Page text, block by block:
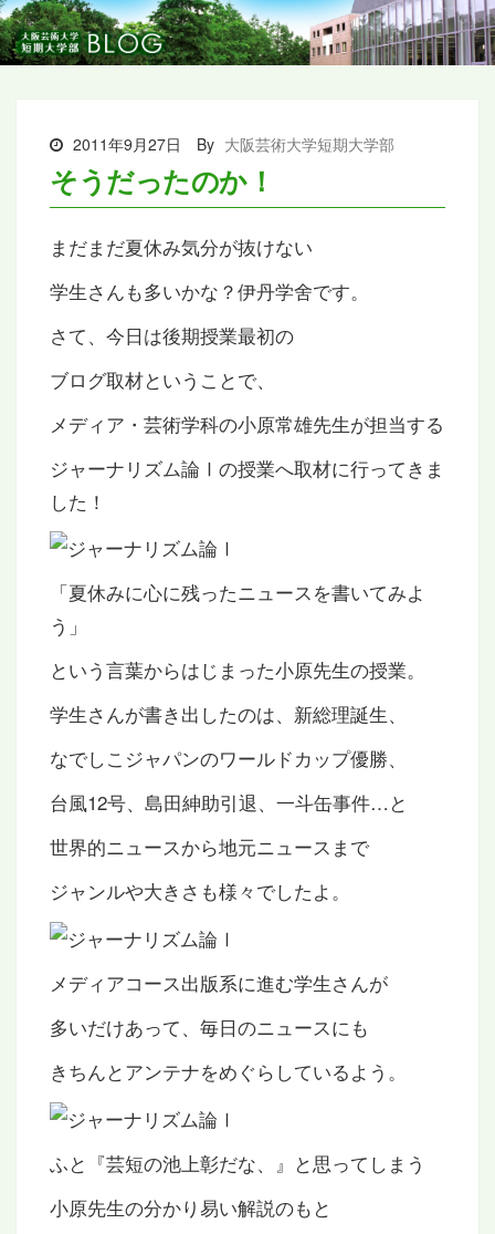
2011年9月27日 By 大阪芸術大学短期大学部
そうだったのか！
まだまだ夏休み気分が抜けない
学生さんも多いかな？伊丹学舍です。
さて、今日は後期授業最初の
ブログ取材ということで、
メディア・芸術学科の小原常雄先生が担当する
ジャーナリズム論Ⅰの授業へ取材に行ってきま
した！
「夏休みに心に残ったニュースを書いてみよ
う」
という言葉からはじまった小原先生の授業。
学生さんが書き出したのは、新総理誕生、
なでしこジャパンのワールドカップ優勝、
台風12号、島田紳助引退、一斗缶事件…と
世界的ニュースから地元ニュースまで
ジャンルや大きさも様々でしたよ。
メディアコース出版系に進む学生さんが
多いだけあって、毎日のニュースにも
きちんとアンテナをめぐらしているよう。
ふと『芸短の池上彰だな、』と思ってしまう
小原先生の分かり易い解説のもと